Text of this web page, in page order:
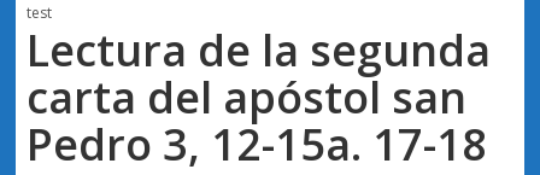
test
Lectura de la segunda
carta del apóstol san
Pedro 3, 12-15a. 17-18